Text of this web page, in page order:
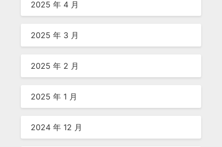
2025 年 4 月
2025 年 3 月
2025 年 2 月
2025 年 1 月
2024 年 12 月